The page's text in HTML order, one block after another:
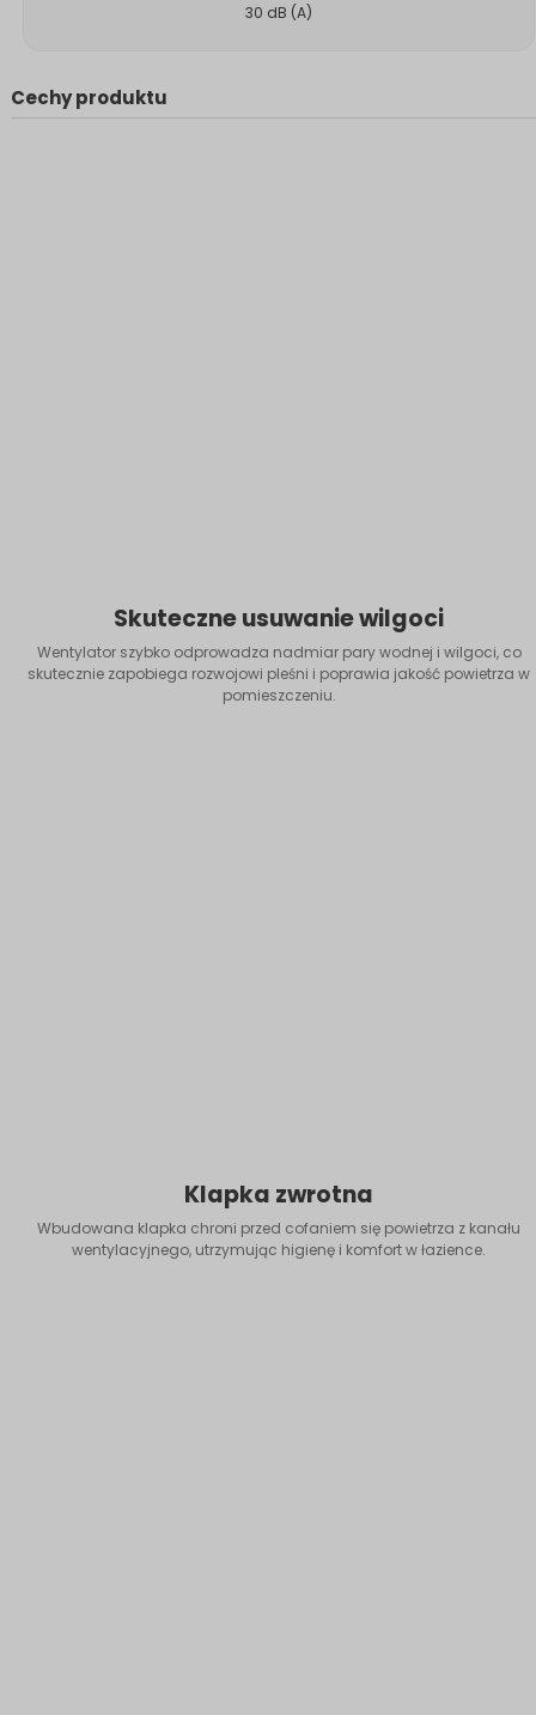
30 dB (A)
Cechy produktu
Skuteczne usuwanie wilgoci
Wentylator szybko odprowadza nadmiar pary wodnej i wilgoci, co
skutecznie zapobiega rozwojowi pleśni i poprawia jakość powietrza w
pomieszczeniu.
Klapka zwrotna
Wbudowana klapka chroni przed cofaniem się powietrza z kanału
wentylacyjnego, utrzymując higienę i komfort w łazience.